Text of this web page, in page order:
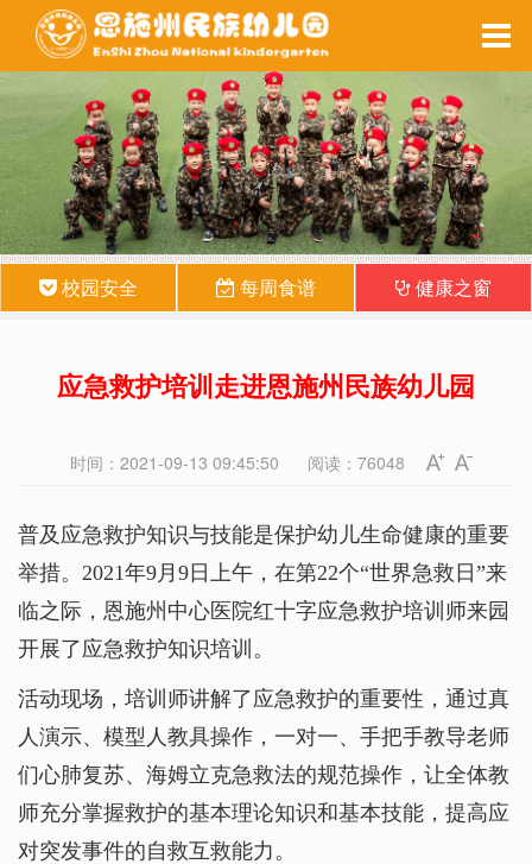
家园互动
备课系统
每周食谱
健康之窗
校园安全 每周食谱 健康之窗
应急救护培训走进恩施州民族幼儿园
时间：2021-09-13 09:45:50 阅读：76048
普及应急救护知识与技能是保护幼儿生命健康的重要
举措。2021年9月9日上午，在第22个“世界急救日”来
临之际，恩施州中心医院红十字应急救护培训师来园
开展了应急救护知识培训。
活动现场，培训师讲解了应急救护的重要性，通过真
人演示、模型人教具操作，一对一、手把手教导老师
们心肺复苏、海姆立克急救法的规范操作，让全体教
师充分掌握救护的基本理论知识和基本技能，提高应
对突发事件的自救互救能力。